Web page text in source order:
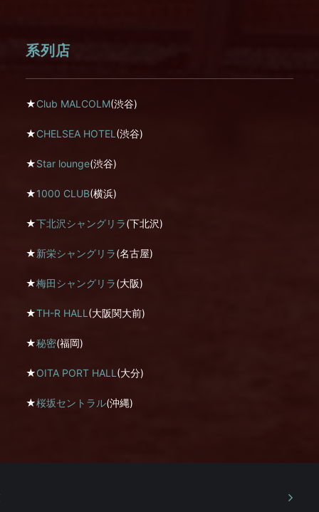
系列店
★Club MALCOLM(渋谷)
★CHELSEA HOTEL (渋谷)
★Star lounge(渋谷)
★1000 CLUB(横浜)
★下北沢シャングリラ(下北沢)
★新栄シャングリラ(名古屋)
★梅田シャングリラ(大阪)
★TH-R HALL (大阪関大前)
★秘密(福岡)
★OITA PORT HALL (大分)
★桜坂セントラル(沖縄)